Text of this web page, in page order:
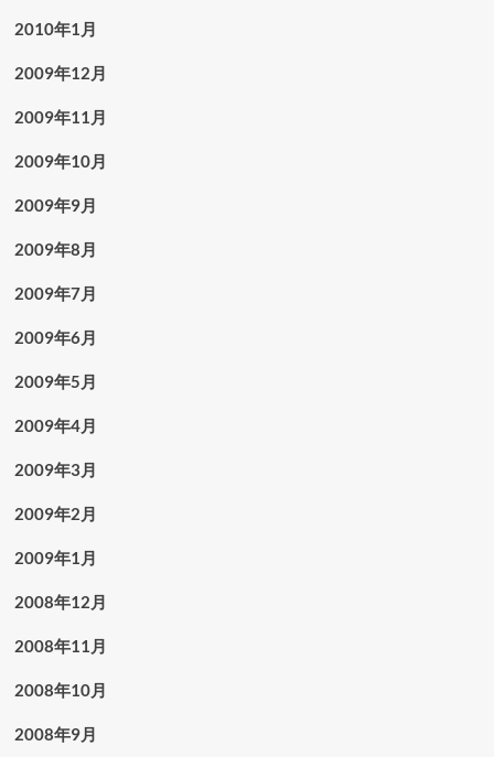
2010年1月
2009年12月
2009年11月
2009年10月
2009年9月
2009年8月
2009年7月
2009年6月
2009年5月
2009年4月
2009年3月
2009年2月
2009年1月
2008年12月
2008年11月
2008年10月
2008年9月